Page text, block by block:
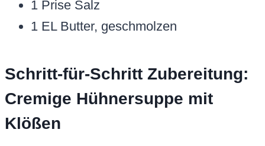
1 Prise Salz
1 EL Butter, geschmolzen
Schritt-für-Schritt Zubereitung:
Cremige Hühnersuppe mit
Klößen